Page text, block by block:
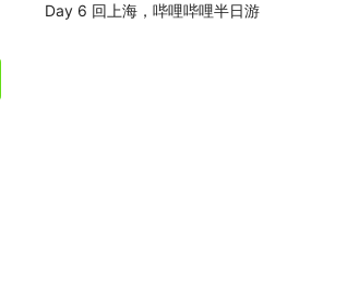
Day 6 回上海，哔哩哔哩半日游